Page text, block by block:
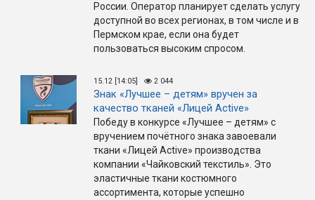
России. Оператор планирует сделать услугу
доступной во всех регионах, в том числе и в
Пермском крае, если она будет
пользоваться высоким спросом.
15.12 [14:05] 2 044
Знак «Лучшее – детям» вручен за
качество тканей «Лицей Active»
Победу в конкурсе «Лучшее – детям» с
вручением почётного знака завоевали
ткани «Лицей Active» производства
компании «Чайковский текстиль». Это
эластичные ткани костюмного
ассортимента, которые успешно